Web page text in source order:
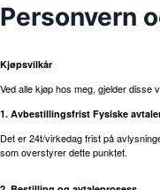
Personvern
Kjøpsvilkår
Ved alle kjøp hos meg, gjelder disse
1. Avbestillingsfrist Fysiske
Det er 24t/virkedag frist på
som overstyrer dette punktet.